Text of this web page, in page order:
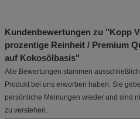
Kundenbewertungen zu "Kopp
prozentige Reinheit / Premium
auf Kokosölbasis"
Alle Bewertungen stammen
Produkt bei uns erworben haben. Sie
persönliche Meinungen wieder und sind
zu verstehen.